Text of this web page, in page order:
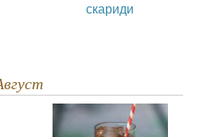
скариди